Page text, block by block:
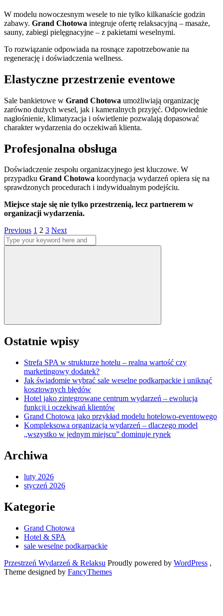
W modelu nowoczesnym wesele to nie tylko kilkanaście godzin
zabawy. Grand Chotowa integruje ofertę relaksacyjną – masaże,
sauny, zabiegi pielęgnacyjne – z pakietami weselnymi.
To rozwiązanie odpowiada na rosnące zapotrzebowanie na
regenerację i doświadczenia wellness.
Elastyczne przestrzenie eventowe
Sale bankietowe w Grand Chotowa umożliwiają organizację
zarówno dużych wesel, jak i kameralnych przyjęć. Odpowiednie
nagłośnienie, klimatyzacja i oświetlenie pozwalają dopasować
charakter wydarzenia do oczekiwań klienta.
Profesjonalna obsługa
Doświadczenie zespołu organizacyjnego jest kluczowe. W
przypadku Grand Chotowa koordynacja wydarzeń opiera się na
sprawdzonych procedurach i indywidualnym podejściu.
Miejsce staje się nie tylko przestrzenią, lecz partnerem w
organizacji wydarzenia.
Stronicowanie
wpisów
Previous Page
1 Page
2 Page
3 Next
Search
for:
Ostatnie wpisy
Strefa SPA w strukturze hotelu – realna wartość czy
marketingowy dodatek?
Jak świadomie wybrać sale weselne podkarpackie i uniknąć
kosztownych błędów
Hotel jako zintegrowane centrum wydarzeń – ewolucja
funkcji i oczekiwań klientów
Grand Chotowa jako przykład modelu hotelowo-eventowego
Kompleksowa organizacja wydarzeń – dlaczego model
„wszystko w jednym miejscu” dominuje rynek
Archiwa
luty 2026
styczeń 2026
Kategorie
Grand Chotowa
Hotel & SPA
sale weselne podkarpackie
Przestrzeń Wydarzeń & Relaksu Proudly powered by WordPress ,
Theme designed by FancyThemes